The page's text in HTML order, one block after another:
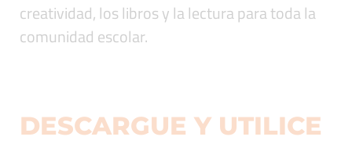
creatividad, los libros y la lectura para toda la
comunidad escolar.
DESCARGUE Y UTILICE